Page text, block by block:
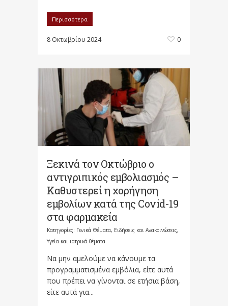
Περισσότερα
8 Οκτωβρίου 2024 0
Ξεκινά τον Οκτώβριο ο
αντιγριπικός εμβολιασμός –
Καθυστερεί η χορήγηση
εμβολίων κατά της Covid-19
στα φαρμακεία
Κατηγορίες: Γενικά Θέματα, Ειδήσεις και Ανακοινώσεις,
Υγεία και ιατρικά θέματα
Να μην αμελούμε να κάνουμε τα
προγραμματισμένα εμβόλια, είτε αυτά
που πρέπει να γίνονται σε ετήσια βάση,
είτε αυτά για...